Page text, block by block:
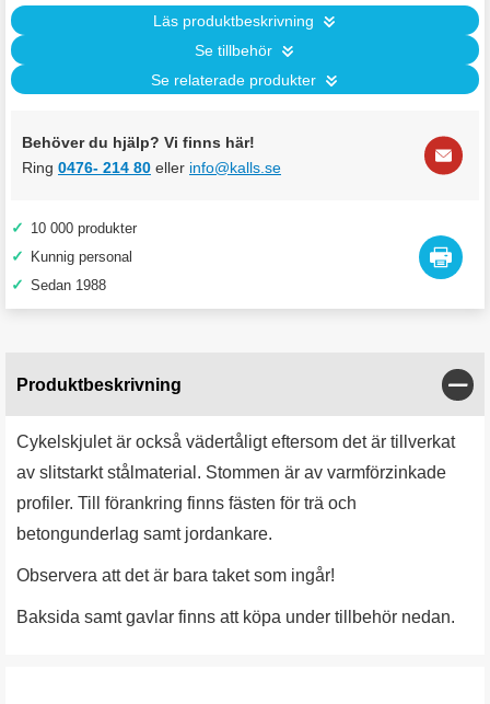
Läs produktbeskrivning
Se tillbehör
Se relaterade produkter
Behöver du hjälp? Vi finns här!
Ring 0476- 214 80 eller info@kalls.se
✓ 10 000 produkter
✓ Kunnig personal
✓ Sedan 1988
Produktbeskrivning
Cykelskjulet är också vädertåligt eftersom det är tillverkat
av slitstarkt stålmaterial. Stommen är av varmförzinkade
profiler. Till förankring finns fästen för trä och
betongunderlag samt jordankare.
Observera att det är bara taket som ingår!
Baksida samt gavlar finns att köpa under tillbehör nedan.